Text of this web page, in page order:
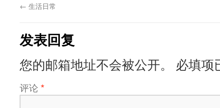
← 生活日常
发表回复
您的邮箱地址不会被公开。 必填项
评论 *